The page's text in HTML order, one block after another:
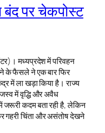
पर चेकपोस्ट
मध्यप्रदेश में परिवहन
के फैसले ने एक बार फिर
में ला खड़ा किया है। राज्य
में वृद्धि और अवैध
जरूरी कदम बता रही है, लेकिन
गहरी चिंता और असंतोष देखने